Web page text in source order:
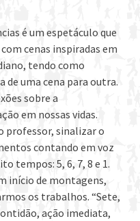
é um espetáculo que
cenas inspiradas em
tendo como
de uma cena para outra.
sobre a
em nossas vidas.
professor, sinalizar o
contando em voz
tempos: 5, 6, 7, 8 e 1.
início de montagens,
os trabalhos. “Sete,
ação imediata,